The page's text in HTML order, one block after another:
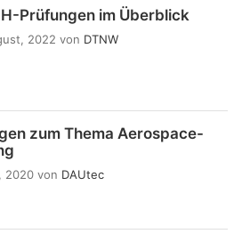
Prüfungen im Überblick
2022 von DTNW
zum Thema Aerospace-
2020 von DAUtec